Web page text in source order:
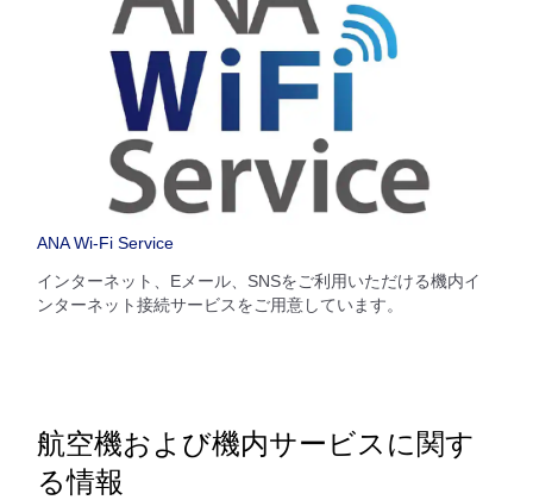
ANA Wi-Fi Service
インターネット、Eメール、SNSをご利用いただける機内イ
ンターネット接続サービスをご用意しています。
航空機および機内サービスに関す
る情報